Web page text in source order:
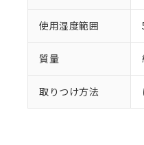
使用湿度範囲
質量
取りつけ方法